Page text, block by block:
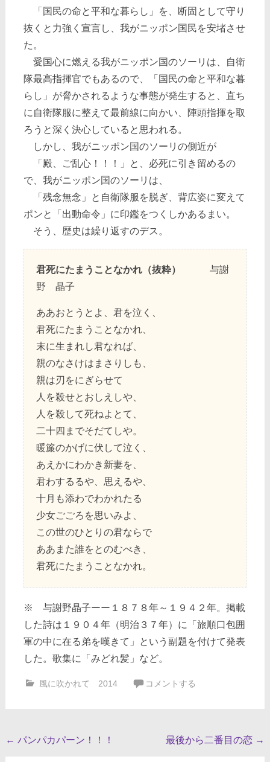
「国民の命と平和な暮らし」を、断固として守り
抜くと力強く宣言し、我がニッポン国民を安堵させ
た。
愛国心に燃える我がニッポン国のソーリは、自衛
隊最高指揮官でもあるので、「国民の命と平和な暮
らし」が脅かされるような事態が発生すると、直ち
に自衛隊服に整えて最前線に向かい、陣頭指揮を取
ろうと深く決心していると思われる。
しかし、我がニッポン国のソーリの側近が
「殿、ご乱心！！！」と、必死に引き留めるの
で、我がニッポン国のソーリは、
「残念無念」と自衛隊服を脱ぎ、背広姿に変えて
ポンと「出動命令」に印鑑をつくしかあるまい。
そう、歴史は繰り返すのデス。
君死にたまうことなかれ（抜粋）
与謝
野 晶子
ああおとうとよ、君を泣く、
君死にたまうことなかれ、
末に生まれし君なれば、
親のなさけはまさりしも、
親は刃をにぎらせて
人を殺せとおしえしや、
人を殺して死ねよとて、
二十四までそだてしや。
暖簾のかげに伏して泣く、
あえかにわかき新妻を、
君わするるや、思えるや、
十月も添わでわかれたる
少女ごごろを思いみよ、
この世のひとりの君ならで
ああまた誰をとのむべき、
君死にたまうことなかれ。
※ 与謝野晶子ーー１８７８年～１９４２年。掲載
した詩は１９０４年（明治３７年）に「旅順口包囲
軍の中に在る弟を嘆きて」という副題を付けて発表
した。歌集に「みどれ髪」など。
風に吹かれて 2014 コメントする
投
← パンパカパーン！！！ 最後から二番目の恋 →